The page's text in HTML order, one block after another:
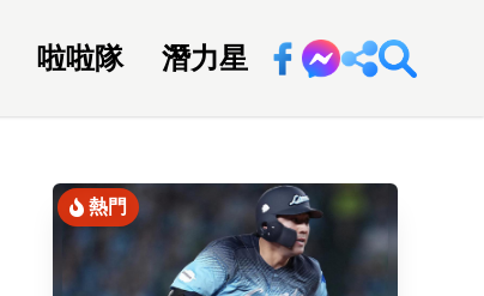
啦啦隊 潛力星 回新聞網
熱門